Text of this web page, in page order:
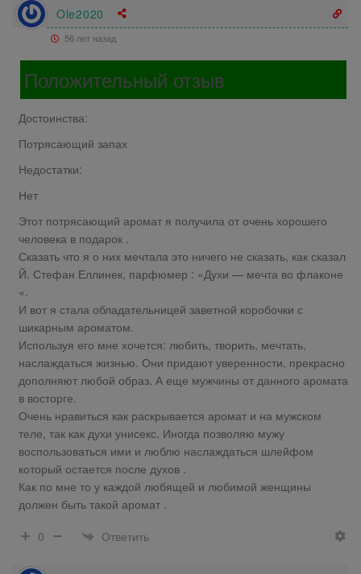
Ole2020
56 лет назад
Положительный отзыв
Достоинства:
Потрясающий запах
Недостатки:
Нет
Этот потрясающий аромат я получила от очень хорошего
человека в подарок .
Сказать что я о них мечтала это ничего не сказать, как сказал
Й. Стефан Еллинек, парфюмер : «Духи — мечта во флаконе
«.
И вот я стала обладательницей заветной коробочки с
шикарным ароматом.
Используя его мне хочется: любить, творить, мечтать,
наслаждаться жизнью. Они придают уверенности, прекрасно
дополняют любой образ. А еще мужчины от данного аромата
в восторге.
Очень нравиться как раскрывается аромат и на мужском
теле, так как духи унисекс. Иногда позволяю мужу
воспользоваться ими и люблю наслаждаться шлейфом
который остается после духов .
Как по мне то у каждой любящей и любимой женщины
должен быть такой аромат .
0
Ответить